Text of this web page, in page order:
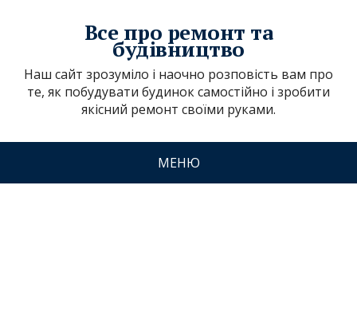
Все про ремонт та
будівництво
Наш сайт зрозуміло і наочно розповість вам про
те, як побудувати будинок самостійно і зробити
якісний ремонт своїми руками.
МЕНЮ